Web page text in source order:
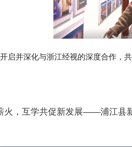
启并深化与浙江经视的深度合作，
展——浦江县新生代企业家、杭州市浦江商会青年企业家一行到访筑龙股份